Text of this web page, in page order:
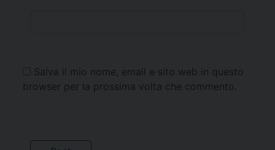
Salva il mio nome, email e sito web in questo
browser per la prossima volta che commento.